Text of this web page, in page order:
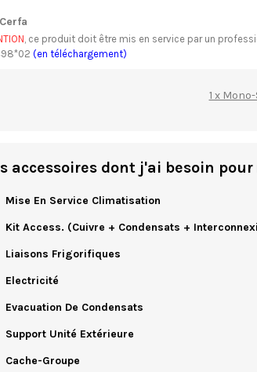
Cerfa
, ce produit doit être mis en service par un
(en téléchargement)
1 x
accessoires dont j'ai besoin
Mise En Service Climatisation
Kit Access. (cuivre + Condensats +
Liaisons Frigorifiques
Electricité
Evacuation De Condensats
Support Unité Extérieure
Cache-Groupe